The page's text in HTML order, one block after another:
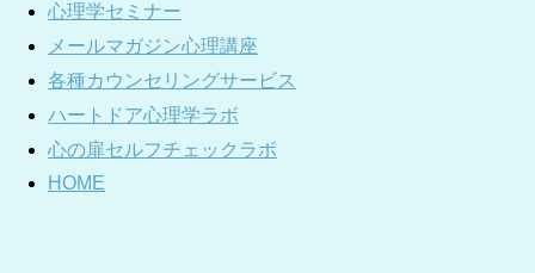
心理学セミナー
メールマガジン心理講座
各種カウンセリングサービス
ハートドア心理学ラボ
心の扉セルフチェックラボ
HOME